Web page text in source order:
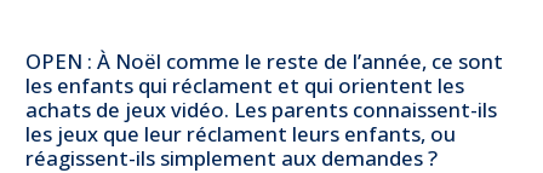
OPEN : À Noël comme le reste de l’année, ce sont
les enfants qui réclament et qui orientent les
achats de jeux vidéo. Les parents connaissent-ils
les jeux que leur réclament leurs enfants, ou
réagissent-ils simplement aux demandes ?